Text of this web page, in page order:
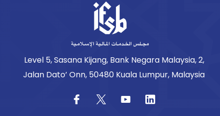
Level 5, Sasana Kijang, Bank Negara Malaysia, 2,
Jalan Dato’ Onn, 50480 Kuala Lumpur, Malaysia